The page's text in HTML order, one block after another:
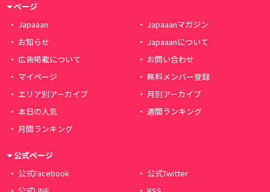
ページ
Japaaan
Japaaanマガジン
お知らせ
Japaaanについて
広告掲載について
お問い合わせ
マイページ
無料メンバー登録
エリア別アーカイブ
月別アーカイブ
本日の人気
週間ランキング
月間ランキング
公式ページ
公式Facebook
公式Twitter